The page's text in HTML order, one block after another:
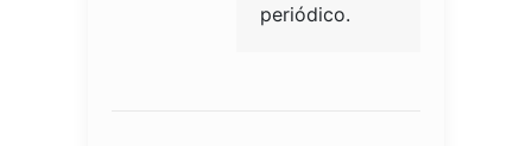
periódico.